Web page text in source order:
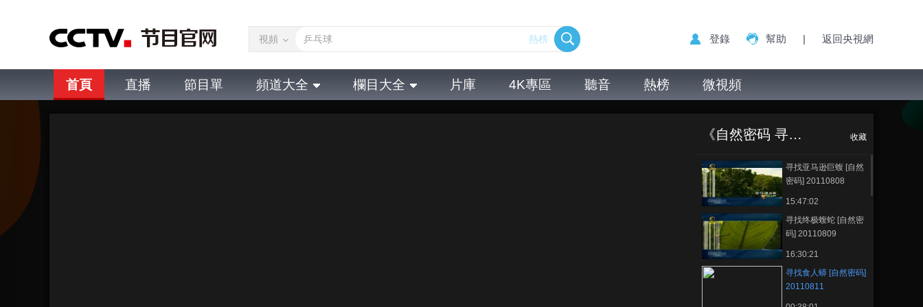
視頻 熱榜 登錄 幫助 | 返回央視網
首頁 直播 節目單 頻道大全 欄目大全 片庫 4K專區 聽音 熱榜 微視頻
《自然密码 寻找》 收藏
寻找亚马逊巨蝮 [自然
密码] 20110808
15:47:02
寻找终极蝮蛇 [自然密
码] 20110809
16:30:21
寻找食人蟒 [自然密码]
20110811